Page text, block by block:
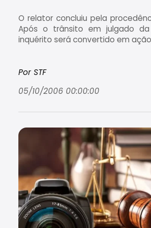
O relator concluiu pela
Após o trânsito em julgado da
inquérito será convertido em
Por STF
05/10/2006 00:00:00